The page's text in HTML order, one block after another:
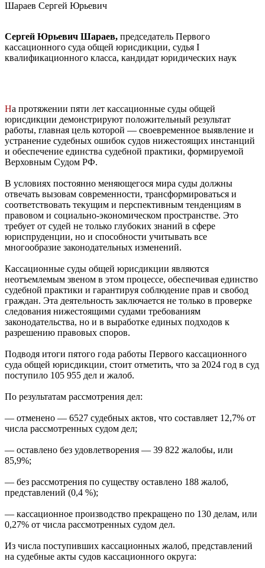
Шараев Сергей Юрьевич
Сергей Юрьевич Шараев, председатель Первого
кассационного суда общей юрисдикции, судья I
квалификационного класса, кандидат юридических наук
На протяжении пяти лет кассационные суды общей
юрисдикции демонстрируют положительный результат
работы, главная цель которой — своевременное выявление и
устранение судебных ошибок судов нижестоящих инстанций
и обеспечение единства судебной практики, формируемой
Верховным Судом РФ.
В условиях постоянно меняющегося мира суды должны
отвечать вызовам современности, трансформироваться и
соответствовать текущим и перспективным тенденциям в
правовом и социально-экономическом пространстве. Это
требует от судей не только глубоких знаний в сфере
юриспруденции, но и способности учитывать все
многообразие законодательных изменений.
Кассационные суды общей юрисдикции являются
неотъемлемым звеном в этом процессе, обеспечивая единство
судебной практики и гарантируя соблюдение прав и свобод
граждан. Эта деятельность заключается не только в проверке
следования нижестоящими судами требованиям
законодательства, но и в выработке единых подходов к
разрешению правовых споров.
Подводя итоги пятого года работы Первого кассационного
суда общей юрисдикции, стоит отметить, что за 2024 год в суд
поступило 105 955 дел и жалоб.
По результатам рассмотрения дел:
— отменено — 6527 судебных актов, что составляет 12,7% от
числа рассмотренных судом дел;
— оставлено без удовлетворения — 39 822 жалобы, или
85,9%;
— без рассмотрения по существу оставлено 188 жалоб,
представлений (0,4 %);
— кассационное производство прекращено по 130 делам, или
0,27% от числа рассмотренных судом дел.
Из числа поступивших кассационных жалоб, представлений
на судебные акты судов кассационного округа: